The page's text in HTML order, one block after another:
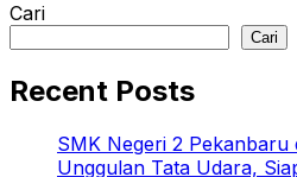
Cari
Cari
Recent Posts
SMK Negeri 2 Pekanbaru
Unggulan Tata Udara,